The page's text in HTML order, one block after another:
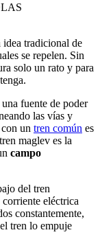
idea tradicional de
se repelen. Sin
solo un rato y para
fuente de poder
las vías y
un tren común es
maglev es la
campo
del tren
eléctrica
constantemente,
tren lo empuje